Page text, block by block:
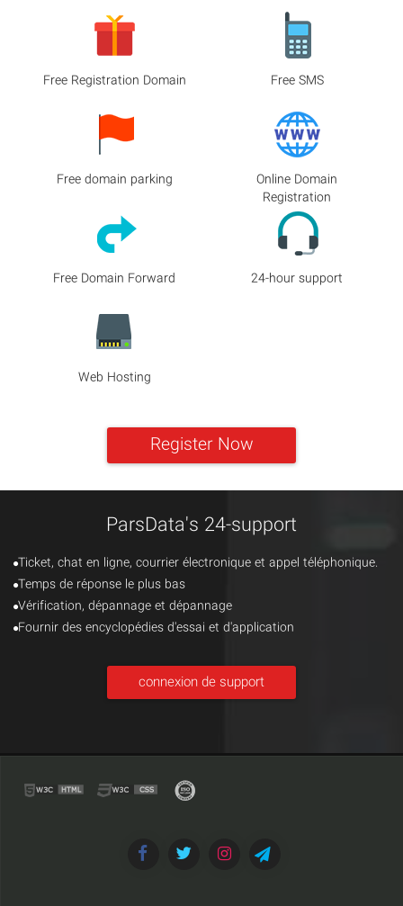
Free Registration Domain Free SMS
Free domain parking
Online Domain
Registration
Free Domain Forward 24-hour support
Web Hosting
Register Now
ParsData's 24-support
Ticket, chat en ligne, courrier électronique et appel téléphonique.
Temps de réponse le plus bas
Vérification, dépannage et dépannage
Fournir des encyclopédies d'essai et d'application
connexion de support